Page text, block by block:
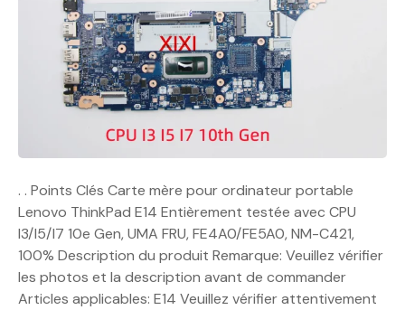
. . Points Clés Carte mère pour ordinateur portable
Lenovo ThinkPad E14 Entièrement testée avec CPU
I3/I5/I7 10e Gen, UMA FRU, FE4A0/FE5A0, NM-C421,
100% Description du produit Remarque: Veuillez vérifier
les photos et la description avant de commander
Articles applicables: E14 Veuillez vérifier attentivement